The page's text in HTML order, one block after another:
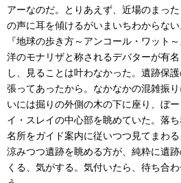
アーなのだ。とりあえず、近場のまっ
の声に耳を傾けるがいまいちわからな
『地球の歩き方～アンコール・ワット
洋のモナリザと称されるデバターが有
し、見ることは叶わなかった。遺跡保
張ってあったから。なかなかの混雑振
いには掘りの外側の木の下に座り、ぼ
イ・スレイの中心部を眺めていた。落
名所をガイド案内に従いつつ見てまわ
涼みつつ遺跡を眺める方が、純粋に遺
くる、気がする。気付いたら、待ち合